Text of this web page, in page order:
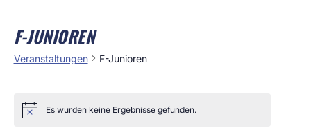
F-JUNIOREN
Veranstaltungen F-Junioren
HinweisEs wurden keine Ergebnisse gefunden.